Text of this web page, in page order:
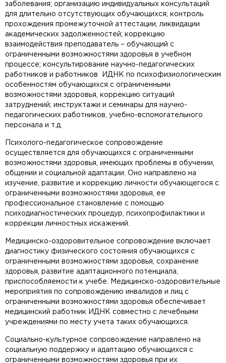
заболевания; организацию индивидуальных консультаций
для длительно отсутствующих обучающихся; контроль
прохождения промежуточной аттестации, ликвидации
академических задолженностей; коррекцию
взаимодействия преподаватель – обучающий с
ограниченными возможностями здоровья в учебном
процессе; консультирование научно-педагогических
работников и работников ИДНК по психофизиологическим
особенностям обучающихся с ограниченными
возможностями здоровья, коррекцию ситуаций
затруднений; инструктажи и семинары для научно-
педагогических работников, учебно-вспомогательного
персонала и т.д.
Психолого-педагогическое сопровождение
осуществляется для обучающихся с ограниченными
возможностями здоровья, имеющих проблемы в обучении,
общении и социальной адаптации. Оно направлено на
изучение, развитие и коррекцию личности обучающегося с
ограниченными возможностями здоровья, ее
профессиональное становление с помощью
психодиагностических процедур, психопрофилактики и
коррекции личностных искажений.
Медицинско-оздоровительное сопровождение включает
диагностику физического состояния обучающихся с
ограниченными возможностями здоровья, сохранение
здоровья, развитие адаптационного потенциала,
приспособляемости к учебе. Медицинско-оздоровительные
мероприятия по сопровождению инвалидов и лиц с
ограниченными возможностями здоровья обеспечивает
медицинский работник ИДНК совместно с лечебными
учреждениями по месту учета таких обучающихся.
Социально-культурное сопровождение направлено на
социальную поддержку и адаптацию обучающихся с
ограниченными возможностями здоровья при их